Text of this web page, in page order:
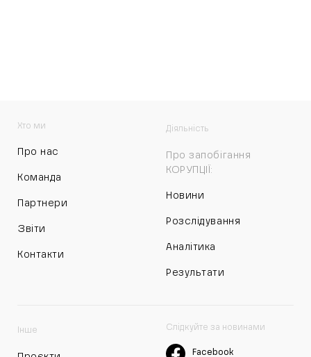
Хто ми
Про нас
Команда
Партнери
Звіти
Контакти
Діяльність
Про запобігання
КОРУПЦІЇ:
Новини
Розслідування
Аналітика
Результати
Інше Слідкуйте за новинами
Facebook